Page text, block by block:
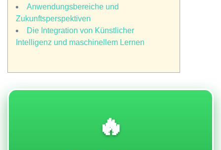
Anwendungsbereiche und
Zukunftsperspektiven
Die Integration von Künstlicher
Intelligenz und maschinellem Lernen
🔥